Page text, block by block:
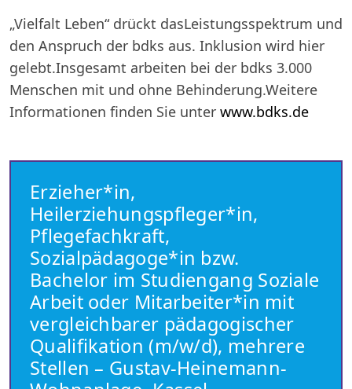
„Vielfalt Leben“ drückt dasLeistungsspektrum und
den Anspruch der bdks aus. Inklusion wird hier
gelebt.Insgesamt arbeiten bei der bdks 3.000
Menschen mit und ohne Behinderung.Weitere
Informationen finden Sie unter www.bdks.de
Erzieher*in,
Heilerziehungspfleger*in,
Pflegefachkraft,
Sozialpädagoge*in bzw.
Bachelor im Studiengang Soziale
Arbeit oder Mitarbeiter*in mit
vergleichbarer pädagogischer
Qualifikation (m/w/d), mehrere
Stellen – Gustav-Heinemann-